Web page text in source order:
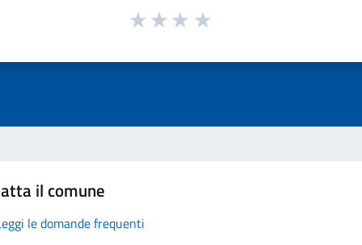
il comune
le domande frequenti